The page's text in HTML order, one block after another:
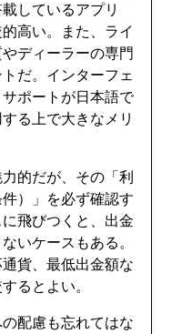
しているアプリ
高い。また、ライ
ディーラーの専門
だ。インターフェ
ポートが日本語で
る上で大きなメリ
的だが、その「利
）」を必ず確認す
飛びつくと、出金
いケースもある。
貨、最低出金額な
るとよい。
配慮も忘れてはな